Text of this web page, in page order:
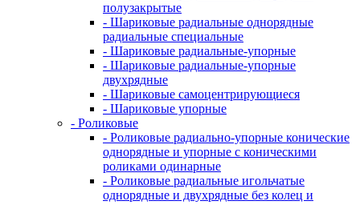
полузакрытые
- Шариковые радиальные однорядные
радиальные специальные
- Шариковые радиальные-упорные
- Шариковые радиальные-упорные
двухрядные
- Шариковые самоцентрирующиеся
- Шариковые упорные
- Роликовые
- Роликовые радиально-упорные конические
однорядные и упорные с коническими
роликами одинарные
- Роликовые радиальные игольчатые
однорядные и двухрядные без колец и